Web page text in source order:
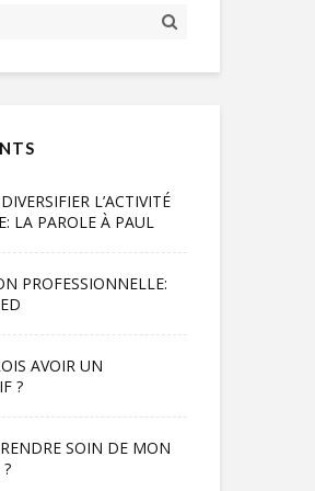
L’ACTIVITÉ
LA PAROLE À PAUL
PROFESSIONNELLE:
AVOIR UN
?
SOIN DE MON